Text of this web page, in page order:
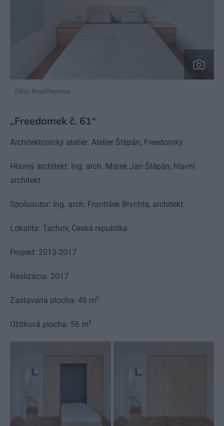
Zdroj: BoysPlayNice
„Freedomek č. 61“
Architektonický ateliér: Atelier Štěpán, Freedomky
Hlavný architekt: Ing. arch. Marek Jan Štěpán, hlavní
architekt
Spoluautor: Ing. arch. František Brychta, architekt
Lokalita: Tachov, Česká republika
Projekt: 2013-2017
Realizácia: 2017
Zastavaná plocha: 46 m2
Úžitková plocha: 56 m2